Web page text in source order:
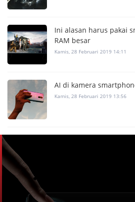
Ini alasan harus pakai
RAM besar
Kamis, 28 Februari 2019 14:11
AI di kamera
Kamis, 28 Februari 2019 13:56